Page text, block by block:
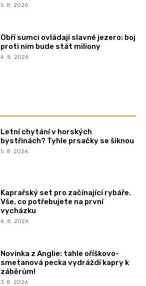
5. 8. 2026
Obří sumci ovládají slavné jezero: boj
proti nim bude stát miliony
4. 8. 2026
Letní chytání v horských
bystřinách? Tyhle prsačky se šiknou
5. 8. 2026
Kaprařský set pro začínající rybáře.
Vše, co potřebujete na první
vycházku
4. 8. 2026
Novinka z Anglie: tahle oříškovo-
smetanová pecka vydráždí kapry k
záběrům!
3. 8. 2026